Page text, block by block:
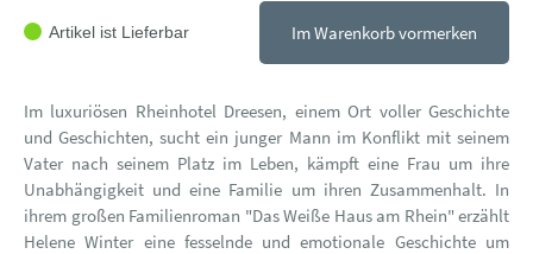
Artikel ist Lieferbar Im Warenkorb vormerken
Im luxuriösen Rheinhotel Dreesen, einem Ort voller Geschichte
und Geschichten, sucht ein junger Mann im Konflikt mit seinem
Vater nach seinem Platz im Leben, kämpft eine Frau um ihre
Unabhängigkeit und eine Familie um ihren Zusammenhalt. In
ihrem großen Familienroman "Das Weiße Haus am Rhein" erzählt
Helene Winter eine fesselnde und emotionale Geschichte um